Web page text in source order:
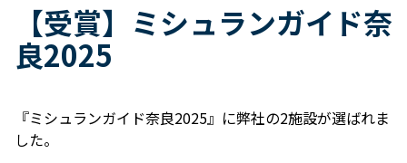
【受賞】ミシュランガイド奈
良2025
『ミシュランガイド奈良2025』に弊社の2施設が選ばれま
した。